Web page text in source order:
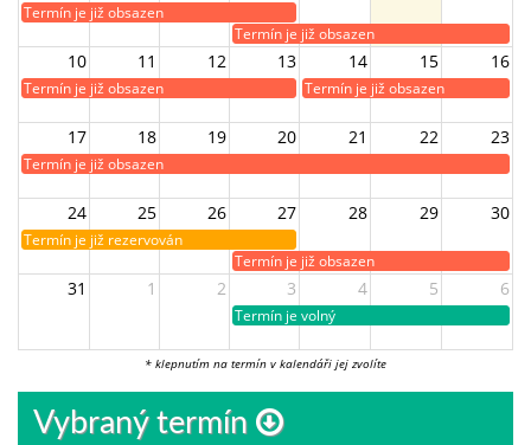
Termín je již obsazen
Termín je již obsazen
10 11 12 13 14 15 16
Termín je již obsazen Termín je již obsazen
17 18 19 20 21 22 23
Termín je již obsazen
24 25 26 27 28 29 30
Termín je již rezervován
Termín je již obsazen
31 1 2 3 4 5 6
Termín je volný
* klepnutím na termín v kalendáři jej zvolíte
Vybraný termín